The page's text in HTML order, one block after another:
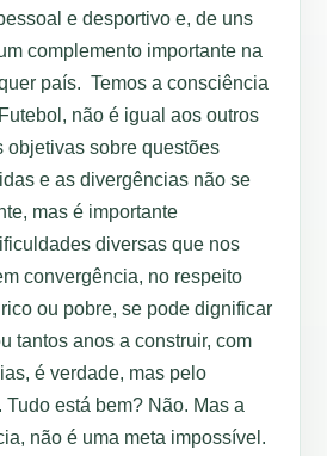
e desportivo e, de uns
complemento importante na
país. Temos a consciência
não é igual aos outros
objetivas sobre questões
e as divergências não se
mas é importante
diversas que nos
convergência, no respeito
ou pobre, se pode dignificar
tantos anos a construir, com
é verdade, mas pelo
Tudo está bem? Não. Mas a
não é uma meta impossível.